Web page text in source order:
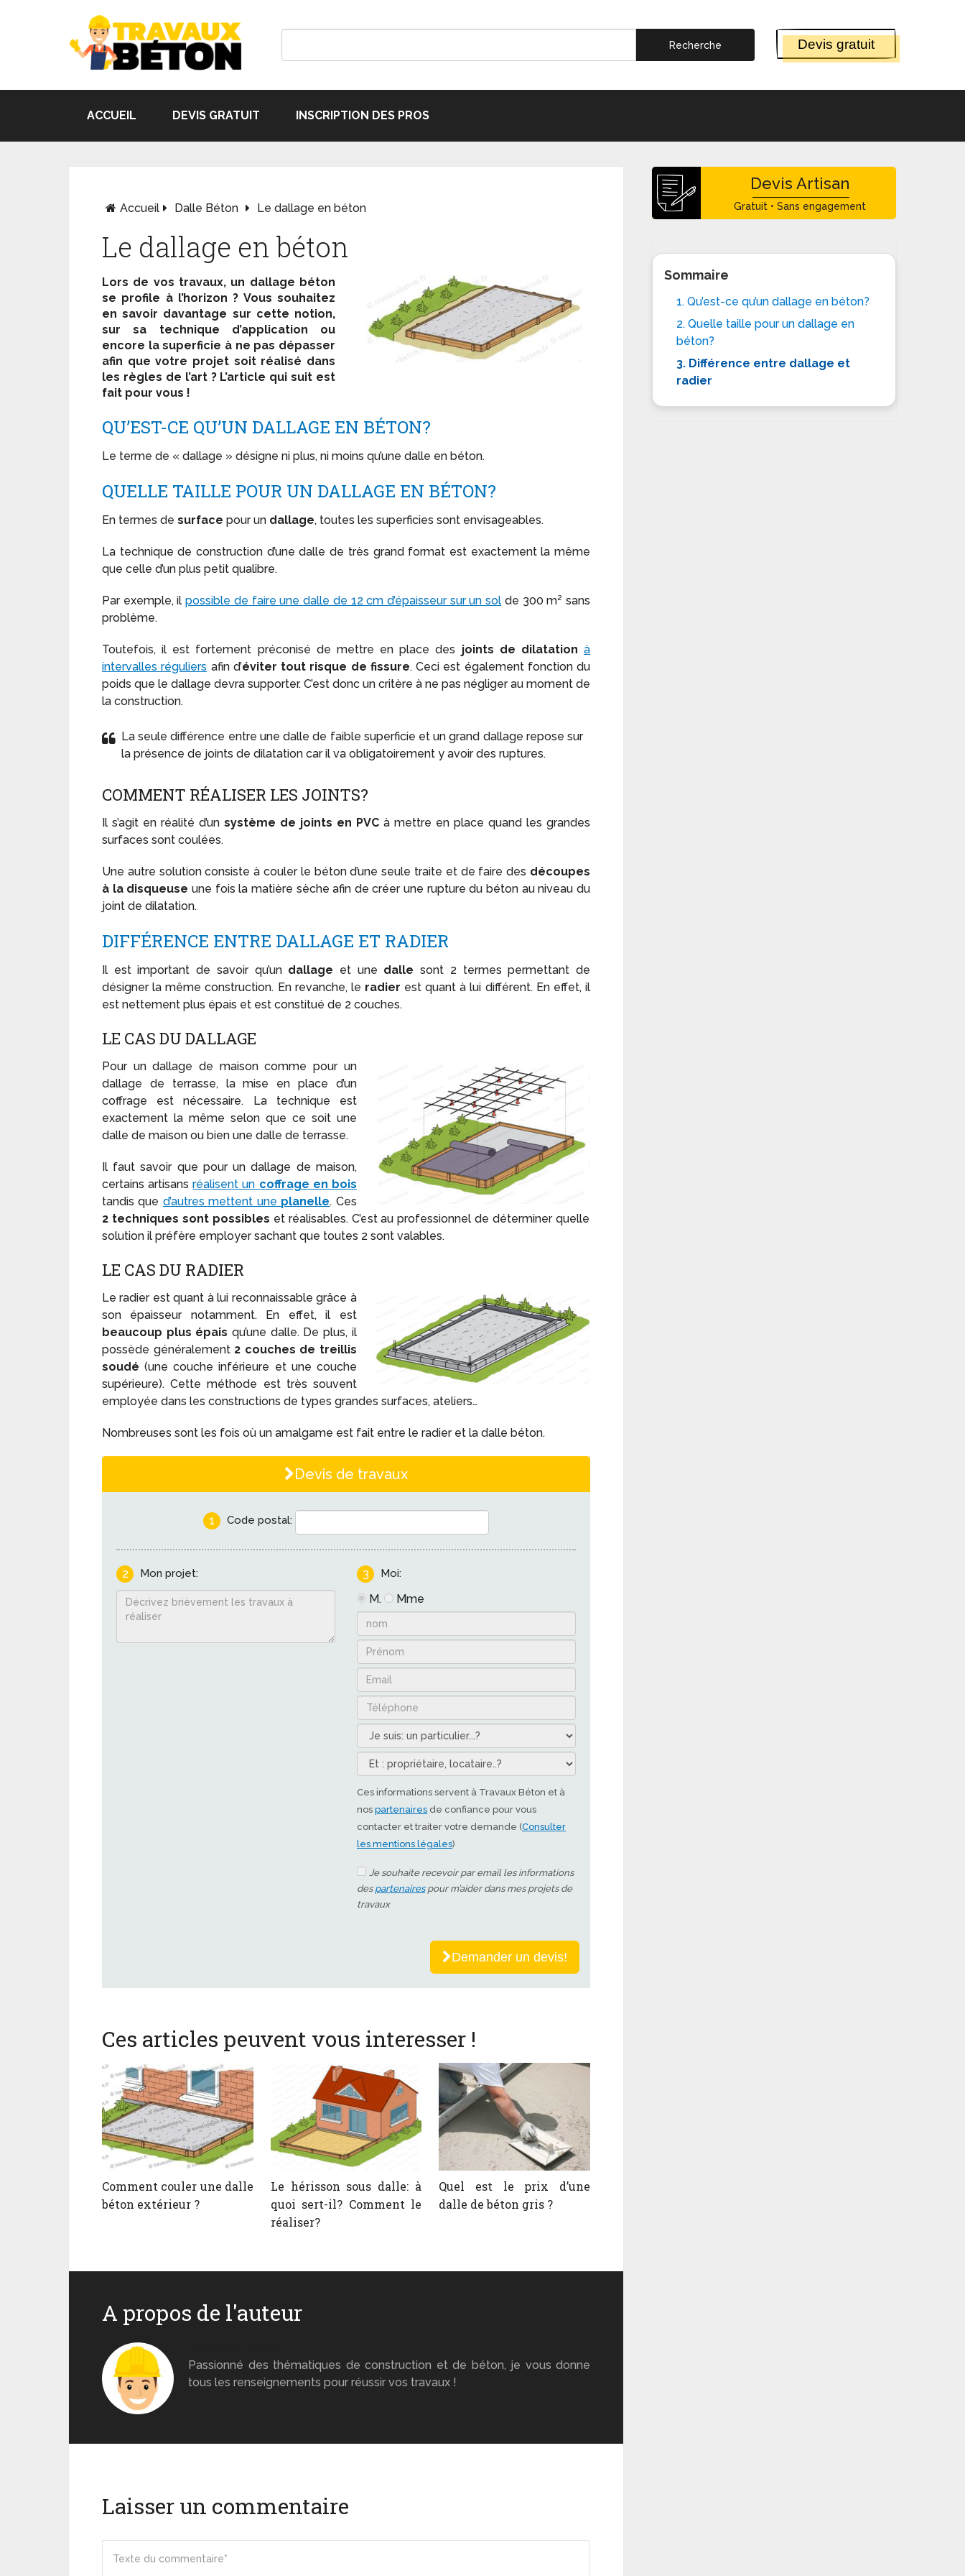
Devis gratuit
ACCUEIL DEVIS GRATUIT INSCRIPTION DES PROS
Accueil Dalle Béton Le dallage en béton
Le dallage en béton
Lors de vos travaux, un dallage béton
se profile à l’horizon ? Vous souhaitez
en savoir davantage sur cette notion,
sur sa technique d’application ou
encore la superficie à ne pas dépasser
afin que votre projet soit réalisé dans
les règles de l’art ? L’article qui suit est
fait pour vous !
QU’EST-CE QU’UN DALLAGE EN BÉTON?
Le terme de « dallage » désigne ni plus, ni moins qu’une dalle en béton.
QUELLE TAILLE POUR UN DALLAGE EN BÉTON?
En termes de surface pour un dallage, toutes les superficies sont envisageables.
La technique de construction d’une dalle de très grand format est exactement la même
que celle d’un plus petit qualibre.
Par exemple, ilpossible de faire une dalle de 12 cm d’épaisseur sur un sol de 300 m² sans
problème.
Toutefois, il est fortement préconisé de mettre en place des joints de dilatation à
intervalles réguliers afin d’éviter tout risque de fissure. Ceci est également fonction du
poids que le dallage devra supporter. C’est donc un critère à ne pas négliger au moment de
la construction.
La seule différence entre une dalle de faible superficie et un grand dallage repose sur
la présence de joints de dilatation car il va obligatoirement y avoir des ruptures.
COMMENT RÉALISER LES JOINTS?
Il s’agit en réalité d’un système de joints en PVC à mettre en place quand les grandes
surfaces sont coulées.
Une autre solution consiste à couler le béton d’une seule traite et de faire des découpes
à la disqueuse une fois la matière sèche afin de créer une rupture du béton au niveau du
joint de dilatation.
DIFFÉRENCE ENTRE DALLAGE ET RADIER
Il est important de savoir qu’un dallage et une dallesont 2 termes permettant de
désigner la même construction. En revanche, le radier est quant à lui différent. En effet, il
est nettement plus épais et est constitué de 2 couches.
LE CAS DU DALLAGE
Pour un dallage de maison comme pour un
dallage de terrasse, la mise en place d’un
coffrage est nécessaire. La technique est
exactement la même selon que ce soit une
dalle de maison ou bien une dalle de terrasse.
Il faut savoir que pour un dallage de maison,
certains artisansréalisent un coffrage en bois
tandis que d’autres mettent une planelle. Ces
2 techniques sont possibles et réalisables. C’est au professionnel de déterminer quelle
solution il préfère employer sachant que toutes 2 sont valables.
LE CAS DU RADIER
Le radier est quant à lui reconnaissable grâce à
son épaisseur notamment. En effet, il est
beaucoup plus épais qu’une dalle. De plus, il
possède généralement2 couches de treillis
soudé (une couche inférieure et une couche
supérieure). Cette méthode est très souvent
employée dans les constructions de types grandes surfaces, ateliers…
Nombreuses sont les fois où un amalgame est fait entre le radier et la dalle béton.
Devis de travaux
1 Code postal:
2 Mon projet: 3 Moi:
M. Mme
Ces informations servent à Travaux Béton et à
nos partenaires de confiance pour vous
contacter et traiter votre demande (Consulter
les mentions légales)
Je souhaite recevoir par email les informations
des partenairespour m’aider dans mes projets de
travaux
Demander un devis!
Ces articles peuvent vous interesser !
Comment couler une dalle
béton extérieur ?
Le hérisson sous dalle: à
quoi sert-il? Comment le
réaliser?
Quel est le prix d’une
dalle de béton gris ?
A propos de l'auteur
Passionné des thématiques de construction et de béton, je vous donne
tous les renseignements pour réussir vos travaux !
Laisser un commentaire
Devis Artisan
Gratuit • Sans engagement
Sommaire
1. Qu’est-ce qu’un dallage en béton?
2. Quelle taille pour un dallage en
béton?
3. Différence entre dallage et
radier